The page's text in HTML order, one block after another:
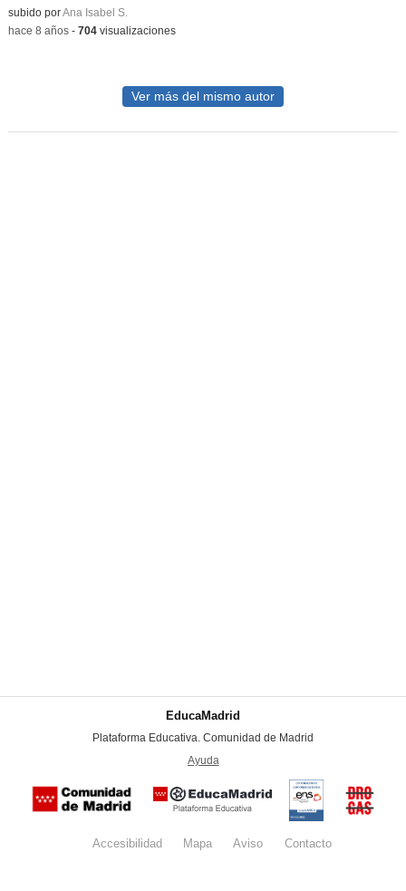
subido porAna Isabel S.
-hace 8 años- 704visualizaciones
Ver más del mismo autor
EducaMadrid
Plataforma Educativa. Comunidad de Madrid
Ayuda
Certificación
conformidad
con el
Nacional de
Seguridad
del
Accesibilidad Mapa Aviso legalContacto